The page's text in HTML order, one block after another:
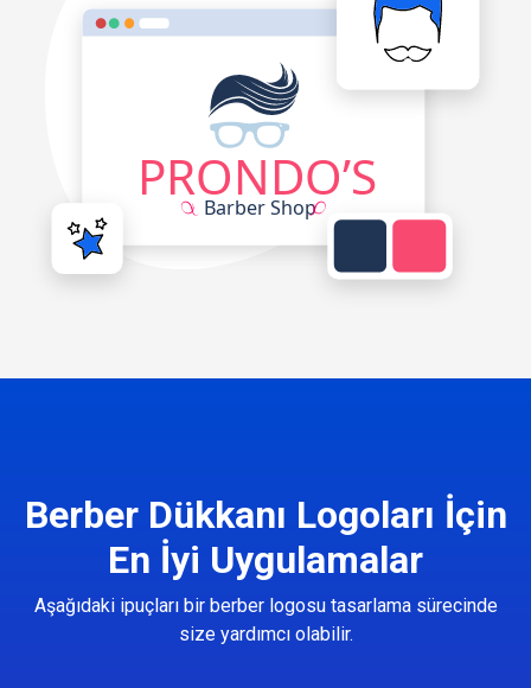
Berber Dükkanı Logoları İçin
En İyi Uygulamalar
Aşağıdaki ipuçları bir berber logosu tasarlama sürecinde
size yardımcı olabilir.